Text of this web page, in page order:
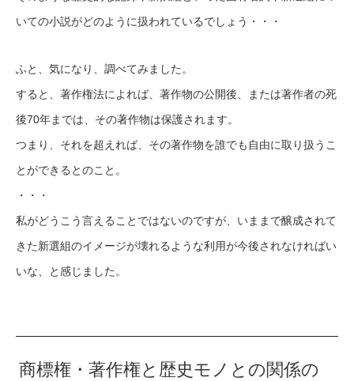
いての小説がどのように扱われているでしょう・・・
ふと、気になり、調べてみました。
すると、著作権法によれば、著作物の公開後、または著作者の死
後70年までは、その著作物は保護されます。
つまり、それを超えれば、その著作物を誰でも自由に取り扱うこ
とができるとのこと。
・・・
私がどうこう言えることではないのですが、いままで醸成されて
きた新選組のイメージが壊れるような利用が今後されなければい
いな、と感じました。
商標権・著作権と歴史モノとの関係の